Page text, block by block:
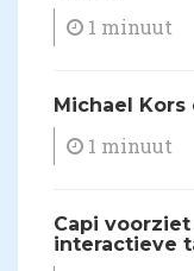
1 minuut
Michael
1 minuut
Capi
interactieve